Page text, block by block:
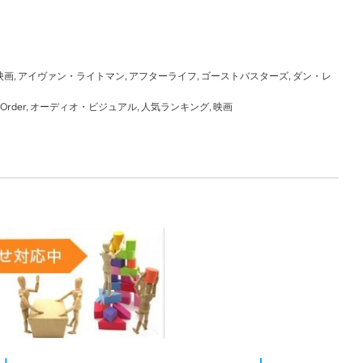
画, アイヴァン・ライトマン, アフターライフ, ゴーストバスターズ, ダン・レ
, オーディオ・ビジュアル, 人気ランキング,映画